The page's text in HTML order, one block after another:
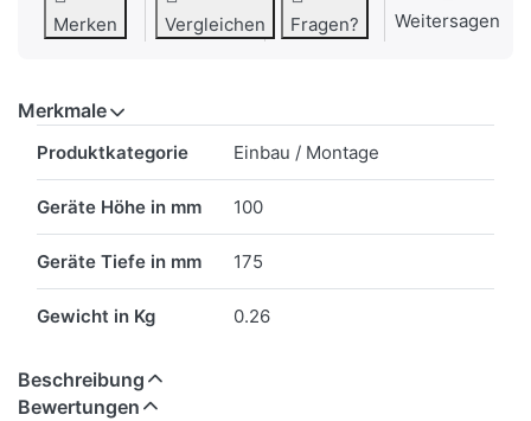
Merken Vergleichen Fragen? Weitersagen
Merkmale
Produktkategorie Einbau / Montage
Geräte Höhe in mm 100
Geräte Tiefe in mm 175
Gewicht in Kg 0.26
Beschreibung
Bewertungen